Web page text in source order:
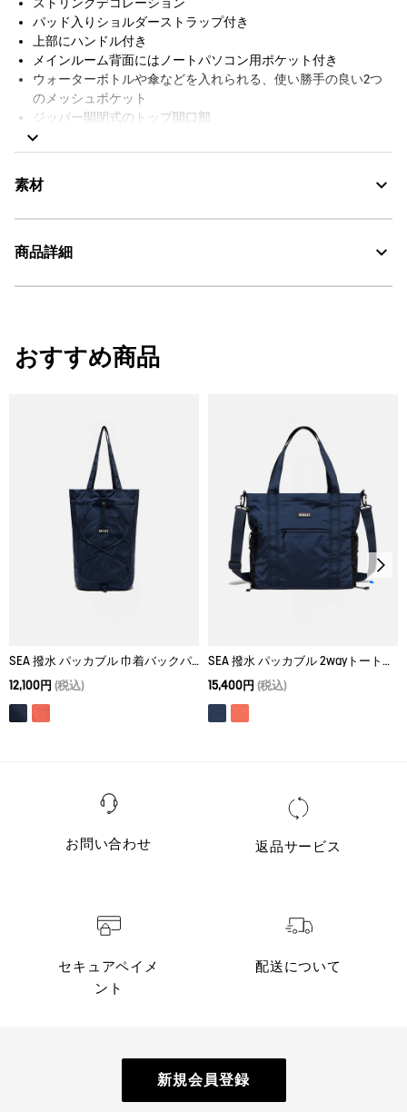
パッド入りショルダーストラップ付き
上部にハンドル付き
メインルーム背面にはノートパソコン用ポケット付き
ウォーターボトルや傘などを入れられる、使い勝手の良い2つ
のメッシュポケット
ジッパー開閉式のトップ開口部
ショルダーストラップにチェストテープストラップ付き
バッグにAIGLEロゴパッチ付き
右手ショルダーストラップにAIGLEバードロゴ刺繍
撥水
サイズ：幅30cm x 高さ46cm x 奥行16cm 、 容量：20L
素材
商品詳細
・素材：本体：ポリエステル100%
おすすめ商品
SEA 撥水 パッカブル 巾着バックパック 15L
12,100円 (税込)
SEA 撥水 パッカブル 2wayトートバッグ 15L
15,400円 (税込)
お問い合わせ 返品サービス
セキュアペイメ
ント
配送について
新規会員登録